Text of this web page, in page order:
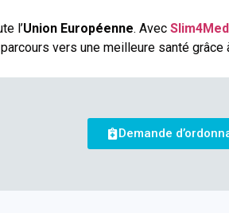
l’Union Européenne. Avec
vers une meilleure santé
Demande